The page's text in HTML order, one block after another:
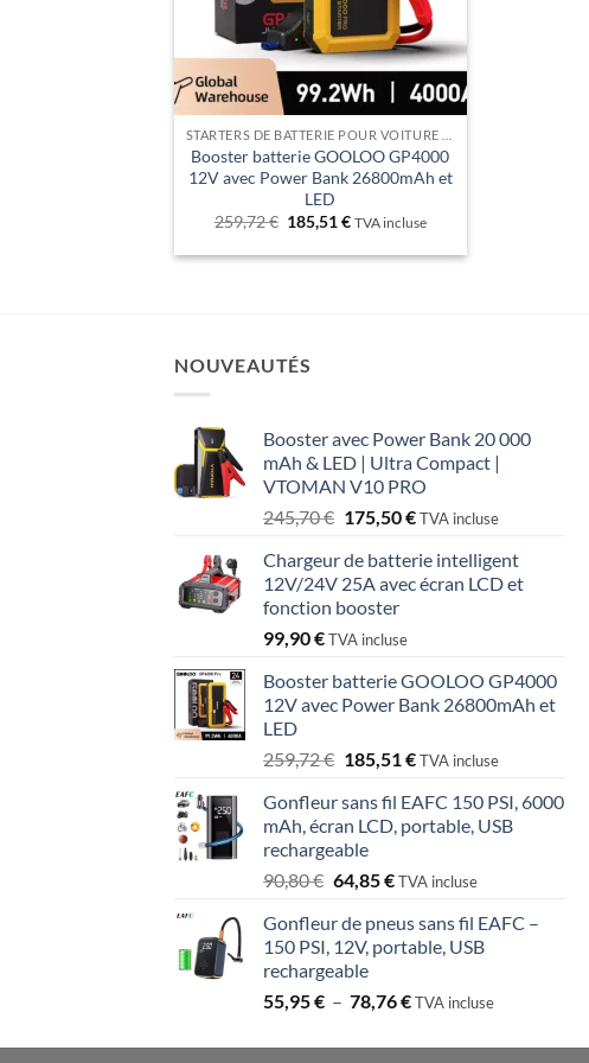
Booster batterie GOOLOO GP4000
12V avec Power Bank 26800mAh et
LED
259,72€ Le
initial
185,51€Le
actuel
TVA incluse
NOUVEAUTÉS
Booster avec Power Bank 20 000
mAh & LED | Ultra Compact |
VTOMAN V10 PRO
245,70€ Le
initial
était :
245,70 €.
175,50€Le
actuel
est :
TVA incluse
Chargeur de batterie intelligent
12V/24V 25A avec écran LCD et
fonction booster
99,90€TVA incluse
Booster batterie GOOLOO GP4000
12V avec Power Bank 26800mAh et
LED
259,72€ Le
initial
était :
259,72 €.
185,51 €Le
actuel
est :
TVA incluse
Gonfleur sans fil EAFC 150 PSI, 6000
mAh, écran LCD, portable, USB
rechargeable
90,80€ Le
initial
était :
90,80 €.
64,85€Le
actuel
est :
TVA incluse
Gonfleur de pneus sans fil EAFC –
150 PSI, 12V, portable, USB
rechargeable
55,95€ – 78,76€Plage
prix :
TVA incluse